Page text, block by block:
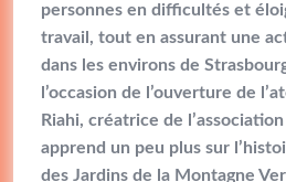
personnes en difficultés et
travail, tout en assurant une
dans les environs de
l’occasion de l’ouverture de
Riahi, créatrice de
apprend un peu plus sur
des Jardins de la Montagne